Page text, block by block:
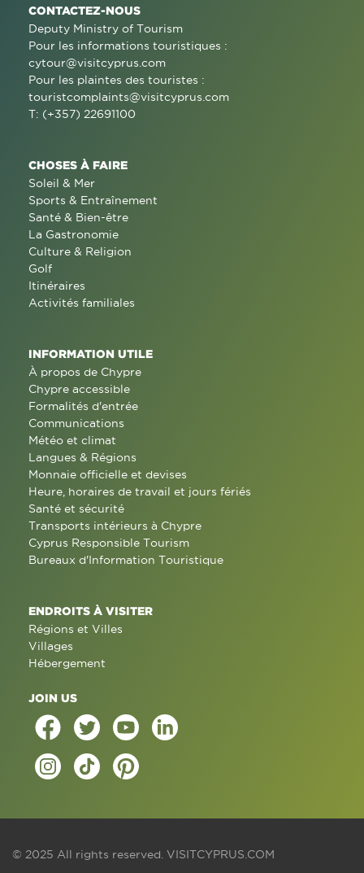
CONTACTEZ-NOUS
Deputy Ministry of Tourism
Pour les informations touristiques :
cytour@visitcyprus.com
Pour les plaintes des touristes :
touristcomplaints@visitcyprus.com
T: (+357) 22691100
CHOSES À FAIRE
Soleil & Mer
Sports & Entraînement
Santé & Bien-être
La Gastronomie
Culture & Religion
Golf
Itinéraires
Activités familiales
INFORMATION UTILE
À propos de Chypre
Chypre accessible
Formalités d'entrée
Communications
Météo et climat
Langues & Régions
Monnaie officielle et devises
Heure, horaires de travail et jours fériés
Santé et sécurité
Transports intérieurs à Chypre
Cyprus Responsible Tourism
Bureaux d'Information Touristique
ENDROITS À VISITER
Régions et Villes
Villages
Hébergement
JOIN US
© 2025 All rights reserved. VISITCYPRUS.COM